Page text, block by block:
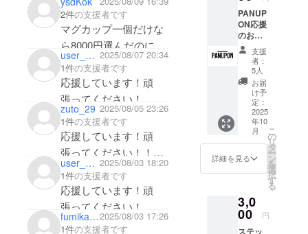
2件の支援者です
マグカップ一個だけな
ら8000円選んだのに。
user_7bdbd15c73c4 2025/08/07 20:34
1件の支援者です
応援しています！頑
張ってください！
zuto_29 2025/08/05 23:26
1件の支援者です
応援しています！頑
張ってください！！
飲み行きましょ💪
user_59d56a724da4 2025/08/03 18:20
1件の支援者です
応援しています！頑
張ってください！
fumika0203112025/08/03 17:26
1件の支援者です
の頭部の白
髪を見て驚
きました。
自分の好き
な人をいつ
までも綺麗
でいて欲し
いと思い美
容師という
を選び、都
内サロンで
８年経験を
独立。
2024年に原
PANUP
ON応援
のお気
持ち •
お礼の
メッ
セージ
(メー
ル）
(5,000
円、
8,000
円、
10,000
円、
30,000
50,000
円の
PANUP
支援
者：
5人
お届
け予
定：
2025
年10
月
詳細を見る
こ
の
リ
タ
ー
ン
を
選
択
す
る
3,0
00 円
ステッ